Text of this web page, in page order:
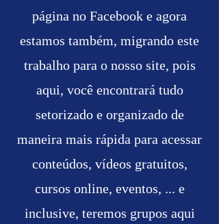
página no Facebook e agora
estamos também, migrando este
trabalho para o nosso site, pois
aqui, você encontrará tudo
setorizado e organizado de
maneira mais rápida para acessar
conteúdos, vídeos gratuitos,
cursos online, eventos, ... e
inclusive, teremos grupos aqui